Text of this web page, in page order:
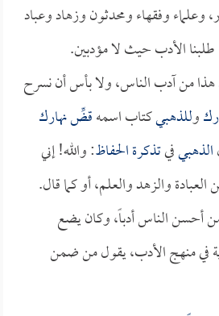
وعلماء وفقهاء ومحدثون وزهاد وعباد
الأدب حيث لا مؤدبين.
هذا من آدب الناس، ولا بأس أن نسرح
وللذهبيكتاب اسمهقضِّ نهارك
الذهبيفيتذكرة الحفاظ: والله! إني
والزهد والعلم، أو كما قال.
أحسن الناس أدباً، وكان يضع
في منهج الأدب، يقول من ضمن